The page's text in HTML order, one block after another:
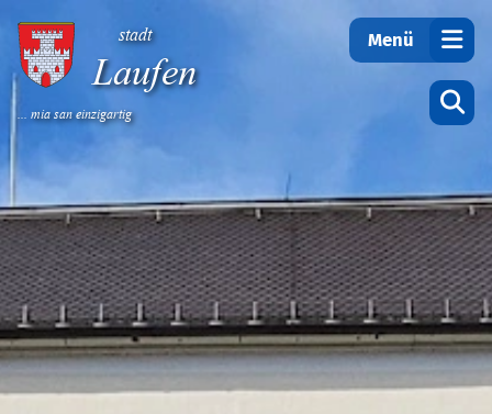
stadt
Laufen
... mia san einzigartig
Menü